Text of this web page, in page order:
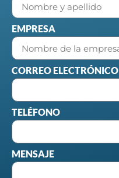
EMPRESA
CORREO ELECTRÓNICO
TELÉFONO
MENSAJE